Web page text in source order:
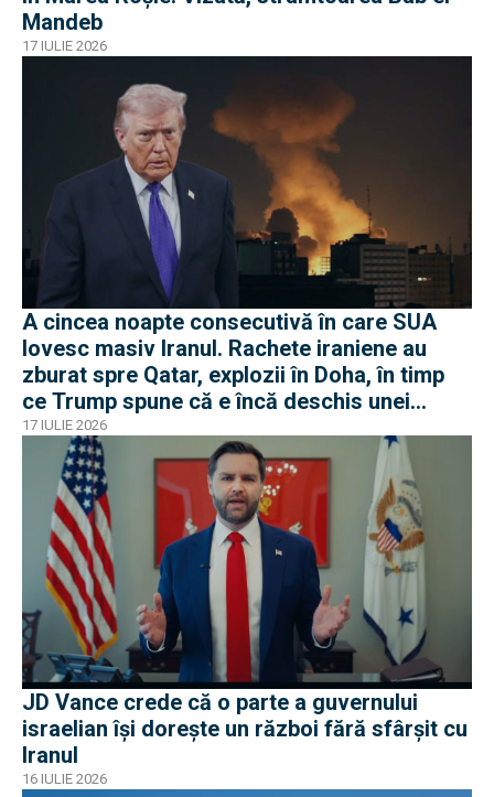
Mandeb
17 IULIE 2026
A cincea noapte consecutivă în care SUA
lovesc masiv Iranul. Rachete iraniene au
zburat spre Qatar, explozii în Doha, în timp
ce Trump spune că e încă deschis unei
soluții diplomatice
17 IULIE 2026
JD Vance crede că o parte a guvernului
israelian își dorește un război fără sfârșit cu
Iranul
16 IULIE 2026